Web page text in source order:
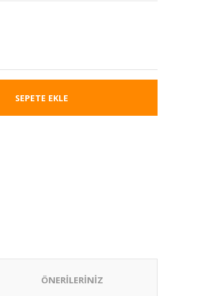
SEPETE EKLE
ÖNERİLERİNİZ